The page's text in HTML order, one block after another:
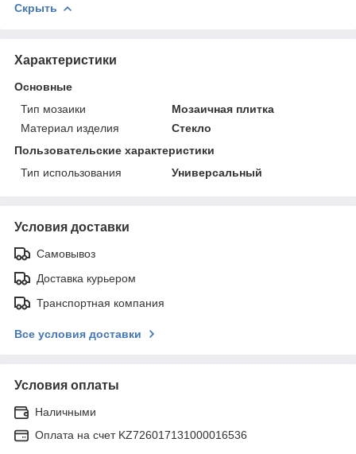
Скрыть
Характеристики
Основные
Тип мозаики
Мозаичная плитка
Материал изделия
Стекло
Пользовательские характеристики
Тип использования
Универсальный
Условия доставки
Самовывоз
Доставка курьером
Транспортная компания
Все условия доставки
Условия оплаты
Наличными
Оплата на счет KZ726017131000016536